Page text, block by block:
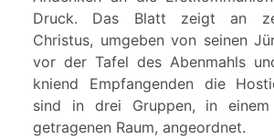
Druck. Das Blatt zeigt an
Christus, umgeben von seinen
vor der Tafel des Abenmahls
kniend Empfangenden die
sind in drei Gruppen, in einem
getragenen Raum, angeordnet.